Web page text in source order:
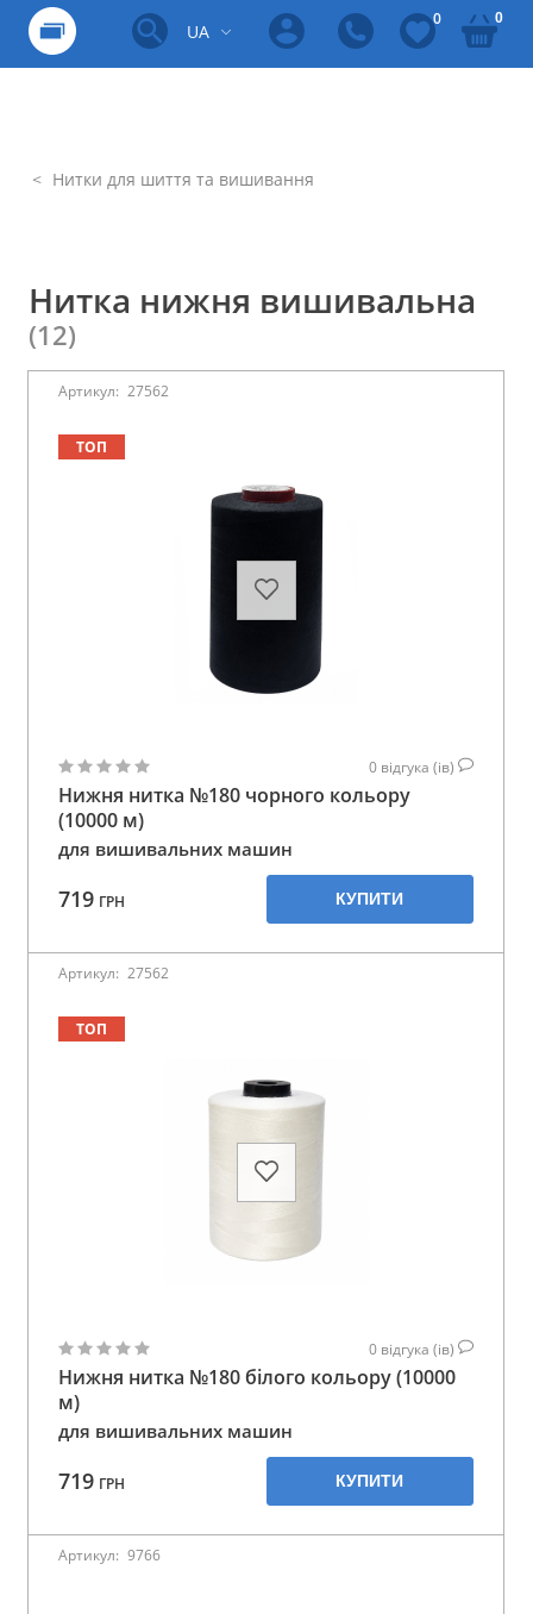
UA
0 0
Нитки для шиття та вишивання
Нитка нижня вишивальна
(12)
Артикул: 27562
ТОП
0 відгука (ів)
Нижня нитка №180 чорного кольору
(10000 м)
для вишивальних машин
719 ГРН КУПИТИ
Артикул: 27562
ТОП
0 відгука (ів)
Нижня нитка №180 білого кольору (10000
м)
для вишивальних машин
719 ГРН КУПИТИ
Артикул: 9766